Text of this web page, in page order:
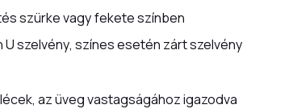
szürke vagy fekete színben
szelvény, színes esetén zárt szelvény
az üveg vastagságához igazodva